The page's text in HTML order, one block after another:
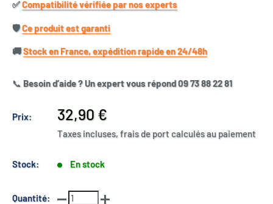
✅​Compatibilité vérifiée par nos experts
🛡️​Ce produit est garanti
🚚​Stock en France, expédition rapide en 24/48h
📞 Besoin d’aide ? Un expert vous répond 09 73 88 22 81
Prix:
Prix
réduit
32,90 €
Taxes incluses, frais de port calculés au paiement
Stock: En stock
Quantité: